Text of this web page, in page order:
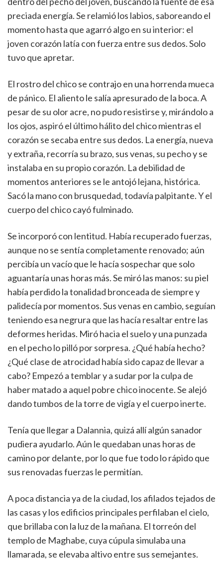
preciada energía. Se relamió los labios, saboreando el
momento hasta que agarró algo en su interior: el
joven corazón latía con fuerza entre sus dedos. Solo
tuvo que apretar.
El rostro del chico se contrajo en una horrenda mueca
de pánico. El aliento le salía apresurado de la boca. A
pesar de su olor acre, no pudo resistirse y, mirándolo a
los ojos, aspiró el último hálito del chico mientras el
corazón se secaba entre sus dedos. La energía, nueva
y extraña, recorría su brazo, sus venas, su pecho y se
instalaba en su propio corazón. La debilidad de
momentos anteriores se le antojó lejana, histórica.
Sacó la mano con brusquedad, todavía palpitante. Y el
cuerpo del chico cayó fulminado.
Se incorporó con lentitud. Había recuperado fuerzas,
aunque no se sentía completamente renovado; aún
percibía un vacío que le hacía sospechar que solo
aguantaría unas horas más. Se miró las manos: su piel
había perdido la tonalidad bronceada de siempre y
palidecía por momentos. Sus venas en cambio, seguían
teniendo esa negrura que las hacía resaltar entre las
deformes heridas. Miró hacia el suelo y una punzada
en el pecho lo pilló por sorpresa. ¿Qué había hecho?
¿Qué clase de atrocidad había sido capaz de llevar a
cabo? Empezó a temblar y a sudar por la culpa de
haber matado a aquel pobre chico inocente. Se alejó
dando tumbos de la torre de vigía y el cuerpo inerte.
Tenía que llegar a Dalannia, quizá allí algún sanador
pudiera ayudarlo. Aún le quedaban unas horas de
camino por delante, por lo que fue todo lo rápido que
sus renovadas fuerzas le permitían.
A poca distancia ya de la ciudad, los afilados tejados de
las casas y los edificios principales perfilaban el cielo,
que brillaba con la luz de la mañana. El torreón del
templo de Maghabe, cuya cúpula simulaba una
llamarada, se elevaba altivo entre sus semejantes.